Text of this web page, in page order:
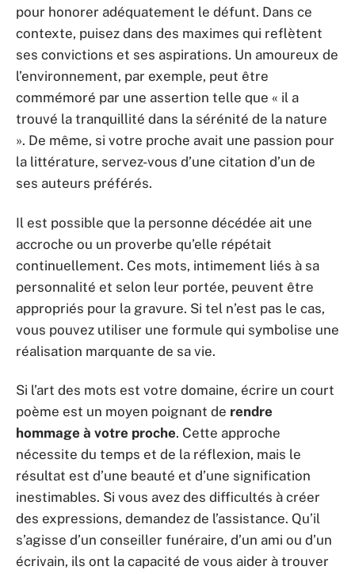
pour honorer adéquatement le défunt. Dans ce
contexte, puisez dans des maximes qui reflètent
ses convictions et ses aspirations. Un amoureux de
l’environnement, par exemple, peut être
commémoré par une assertion telle que « il a
trouvé la tranquillité dans la sérénité de la nature
». De même, si votre proche avait une passion pour
la littérature, servez-vous d’une citation d’un de
ses auteurs préférés.
Il est possible que la personne décédée ait une
accroche ou un proverbe qu’elle répétait
continuellement. Ces mots, intimement liés à sa
personnalité et selon leur portée, peuvent être
appropriés pour la gravure. Si tel n’est pas le cas,
vous pouvez utiliser une formule qui symbolise une
réalisation marquante de sa vie.
Si l’art des mots est votre domaine, écrire un court
poème est un moyen poignant de rendre
hommage à votre proche. Cette approche
nécessite du temps et de la réflexion, mais le
résultat est d’une beauté et d’une signification
inestimables. Si vous avez des difficultés à créer
des expressions, demandez de l’assistance. Qu’il
s’agisse d’un conseiller funéraire, d’un ami ou d’un
écrivain, ils ont la capacité de vous aider à trouver